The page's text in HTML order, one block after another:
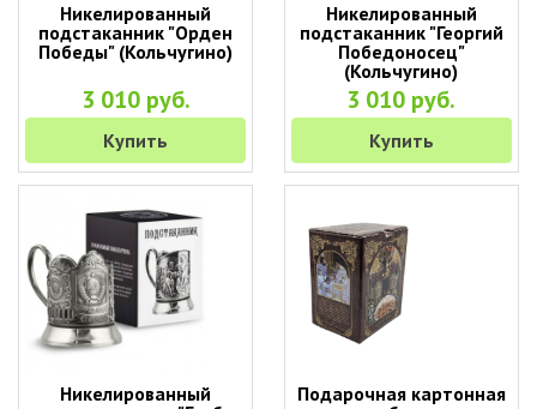
Никелированный
подстаканник "Орден
Победы" (Кольчугино)
3 010 руб.
Купить
Никелированный
подстаканник "Георгий
Победоносец"
(Кольчугино)
3 010 руб.
Купить
Никелированный
Подарочная картонная